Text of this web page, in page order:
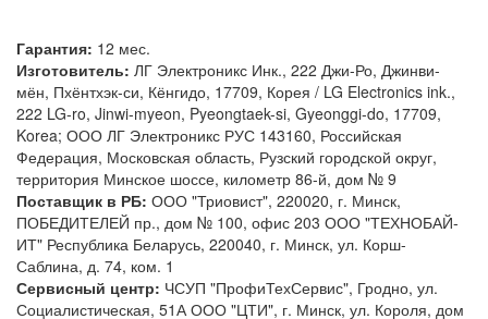
Гарантия: 12 мес.
Изготовитель: ЛГ Электроникс Инк., 222 Джи-Ро, Джинви-
мён, Пхёнтхэк-си, Кёнгидо, 17709, Корея / LG Electronics ink.,
222 LG-ro, Jinwi-myeon, Pyeongtaek-si, Gyeonggi-do, 17709,
Korea; ООО ЛГ Электроникс РУС 143160, Российская
Федерация, Московская область, Рузский городской округ,
территория Минское шоссе, километр 86-й, дом № 9
Поставщик в РБ: ООО "Триовист", 220020, г. Минск,
ПОБЕДИТЕЛЕЙ пр., дом № 100, офис 203 ООО "ТЕХНОБАЙ-
ИТ" Республика Беларусь, 220040, г. Минск, ул. Корш-
Саблина, д. 74, ком. 1
Сервисный центр: ЧСУП "ПрофиТехСервис", Гродно, ул.
Социалистическая, 51А ООО "ЦТИ", г. Минск, ул. Короля, дом